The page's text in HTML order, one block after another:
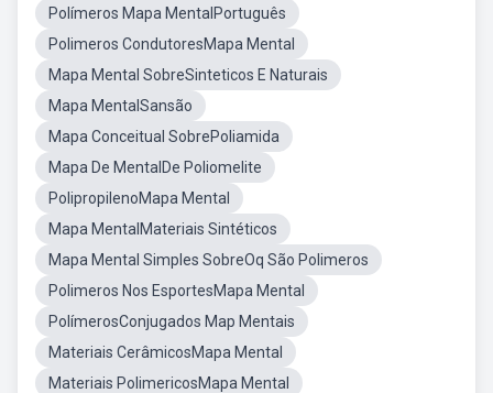
Polímeros Mapa MentalPortuguês
Polimeros CondutoresMapa Mental
Mapa Mental SobreSinteticos E Naturais
Mapa MentalSansão
Mapa Conceitual SobrePoliamida
Mapa De MentalDe Poliomelite
PolipropilenoMapa Mental
Mapa MentalMateriais Sintéticos
Mapa Mental Simples SobreOq São Polimeros
Polimeros Nos EsportesMapa Mental
PolímerosConjugados Map Mentais
Materiais CerâmicosMapa Mental
Materiais PolimericosMapa Mental